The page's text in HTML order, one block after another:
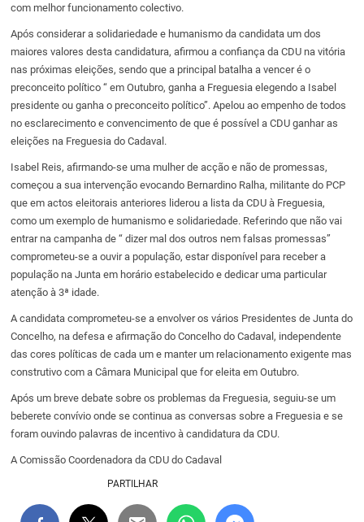
com melhor funcionamento colectivo.
Após considerar a solidariedade e humanismo da candidata um dos
maiores valores desta candidatura, afirmou a confiança da CDU na vitória
nas próximas eleições, sendo que a principal batalha a vencer é o
preconceito político “ em Outubro, ganha a Freguesia elegendo a Isabel
presidente ou ganha o preconceito político”. Apelou ao empenho de todos
no esclarecimento e convencimento de que é possível a CDU ganhar as
eleições na Freguesia do Cadaval.
Isabel Reis, afirmando-se uma mulher de acção e não de promessas,
começou a sua intervenção evocando Bernardino Ralha, militante do PCP
que em actos eleitorais anteriores liderou a lista da CDU à Freguesia,
como um exemplo de humanismo e solidariedade. Referindo que não vai
entrar na campanha de “ dizer mal dos outros nem falsas promessas”
comprometeu-se a ouvir a população, estar disponível para receber a
população na Junta em horário estabelecido e dedicar uma particular
atenção à 3ª idade.
A candidata comprometeu-se a envolver os vários Presidentes de Junta do
Concelho, na defesa e afirmação do Concelho do Cadaval, independente
das cores políticas de cada um e manter um relacionamento exigente mas
construtivo com a Câmara Municipal que for eleita em Outubro.
Após um breve debate sobre os problemas da Freguesia, seguiu-se um
beberete convívio onde se continua as conversas sobre a Freguesia e se
foram ouvindo palavras de incentivo à candidatura da CDU.
A Comissão Coordenadora da CDU do Cadaval
PARTILHAR